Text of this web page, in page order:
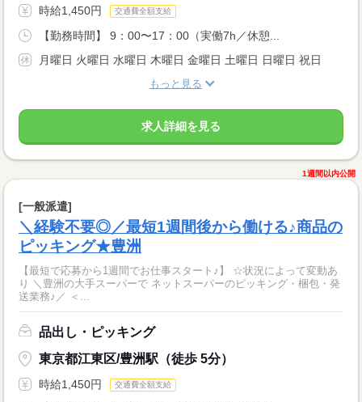
時給1,450円 交通費全額支給
【勤務時間】 9：00〜17：00（実働7h／休憩...
月曜日 火曜日 水曜日 木曜日 金曜日 土曜日 日曜日 祝日
もっと見る
求人詳細を見る
1週間以内公開
[一般派遣]
＼経験不要◎／最短1週間後から働ける♪商品の
ピッキング★豊洲
【最短で応募から1週間でお仕事スタート♪】 ☆状況によって変動あ
り ＼豊洲の大手スーパーで ネットスーパーのピッキング・梱包・発
送業務♪／ ＜...
品出し・ピッキング
東京都江東区/豊洲駅（徒歩 5分）
時給1,450円 交通費全額支給